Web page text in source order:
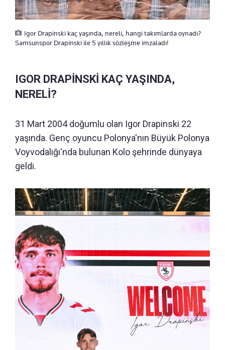
Igor Drapinski kaç yaşında, nereli, hangi takımlarda oynadı?
Samsunspor Drapinski ile 5 yıllık sözleşme imzaladı!
IGOR DRAPİNSKİ KAÇ YAŞINDA,
NERELİ?
31 Mart 2004 doğumlu olan Igor Drapinski 22
yaşında. Genç oyuncu Polonya'nın Büyük Polonya
Voyvodalığı'nda bulunan Kolo şehrinde dünyaya
geldi.